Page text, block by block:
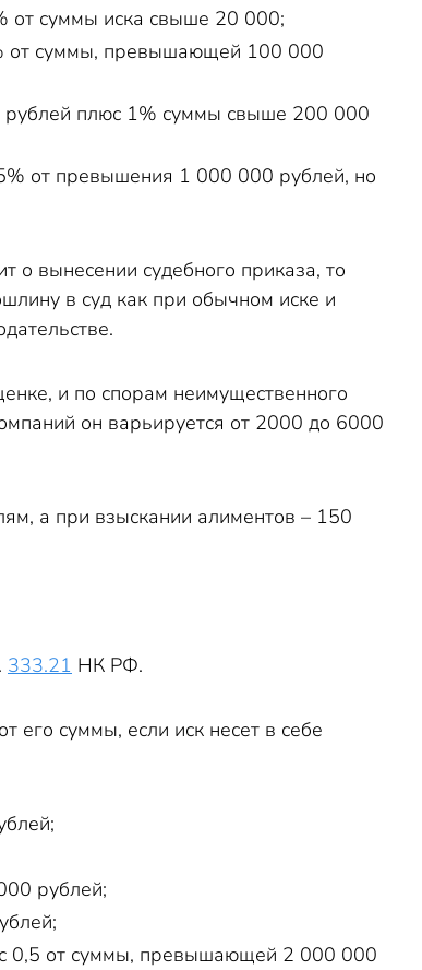
от суммы иска свыше 20 000;
от суммы, превышающей 100 000
рублей плюс 1% суммы свыше 200 000
от превышения 1 000 000 рублей, но
о вынесении судебного приказа, то
в суд как при обычном иске и
и по спорам неимущественного
он варьируется от 2000 до 6000
а при взыскании алиментов – 150
333.21 НК РФ.
его суммы, если иск несет в себе
рублей;
0,5 от суммы, превышающей 2 000 000